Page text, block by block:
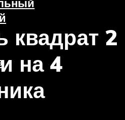
квадрат 2
на 4